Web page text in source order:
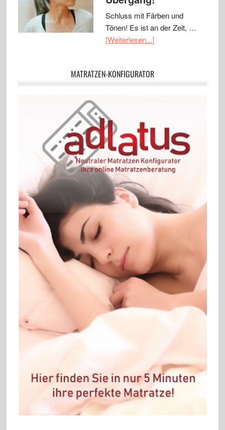
Schluss mit Färben und
Tönen! Es ist an der Zeit, …
[Weiterlesen...]
MATRATZEN-KONFIGURATOR